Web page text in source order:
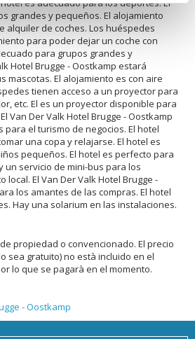
es adecuado para los deportes. El
grandes y pequeños. El alojamiento
alquiler de coches. Los huéspedes
para poder dejar un coche con
para grupos grandes y
Hotel Brugge - Oostkamp estará
mascotas. El alojamiento es con aire
tienen acceso a un proyector para
etc. El es un proyector disponible para
Van Der Valk Hotel Brugge - Oostkamp
el turismo de negocios. El hotel
una copa y relajarse. El hotel es
pequeños. El hotel es perfecto para
un servicio de mini-bus para los
El Van Der Valk Hotel Brugge -
los amantes de las compras. El hotel
Hay una solarium en las instalaciones.
propiedad o convencionado. El precio
sea gratuito) no està incluido en el
lo que se pagarà en el momento.
- Oostkamp